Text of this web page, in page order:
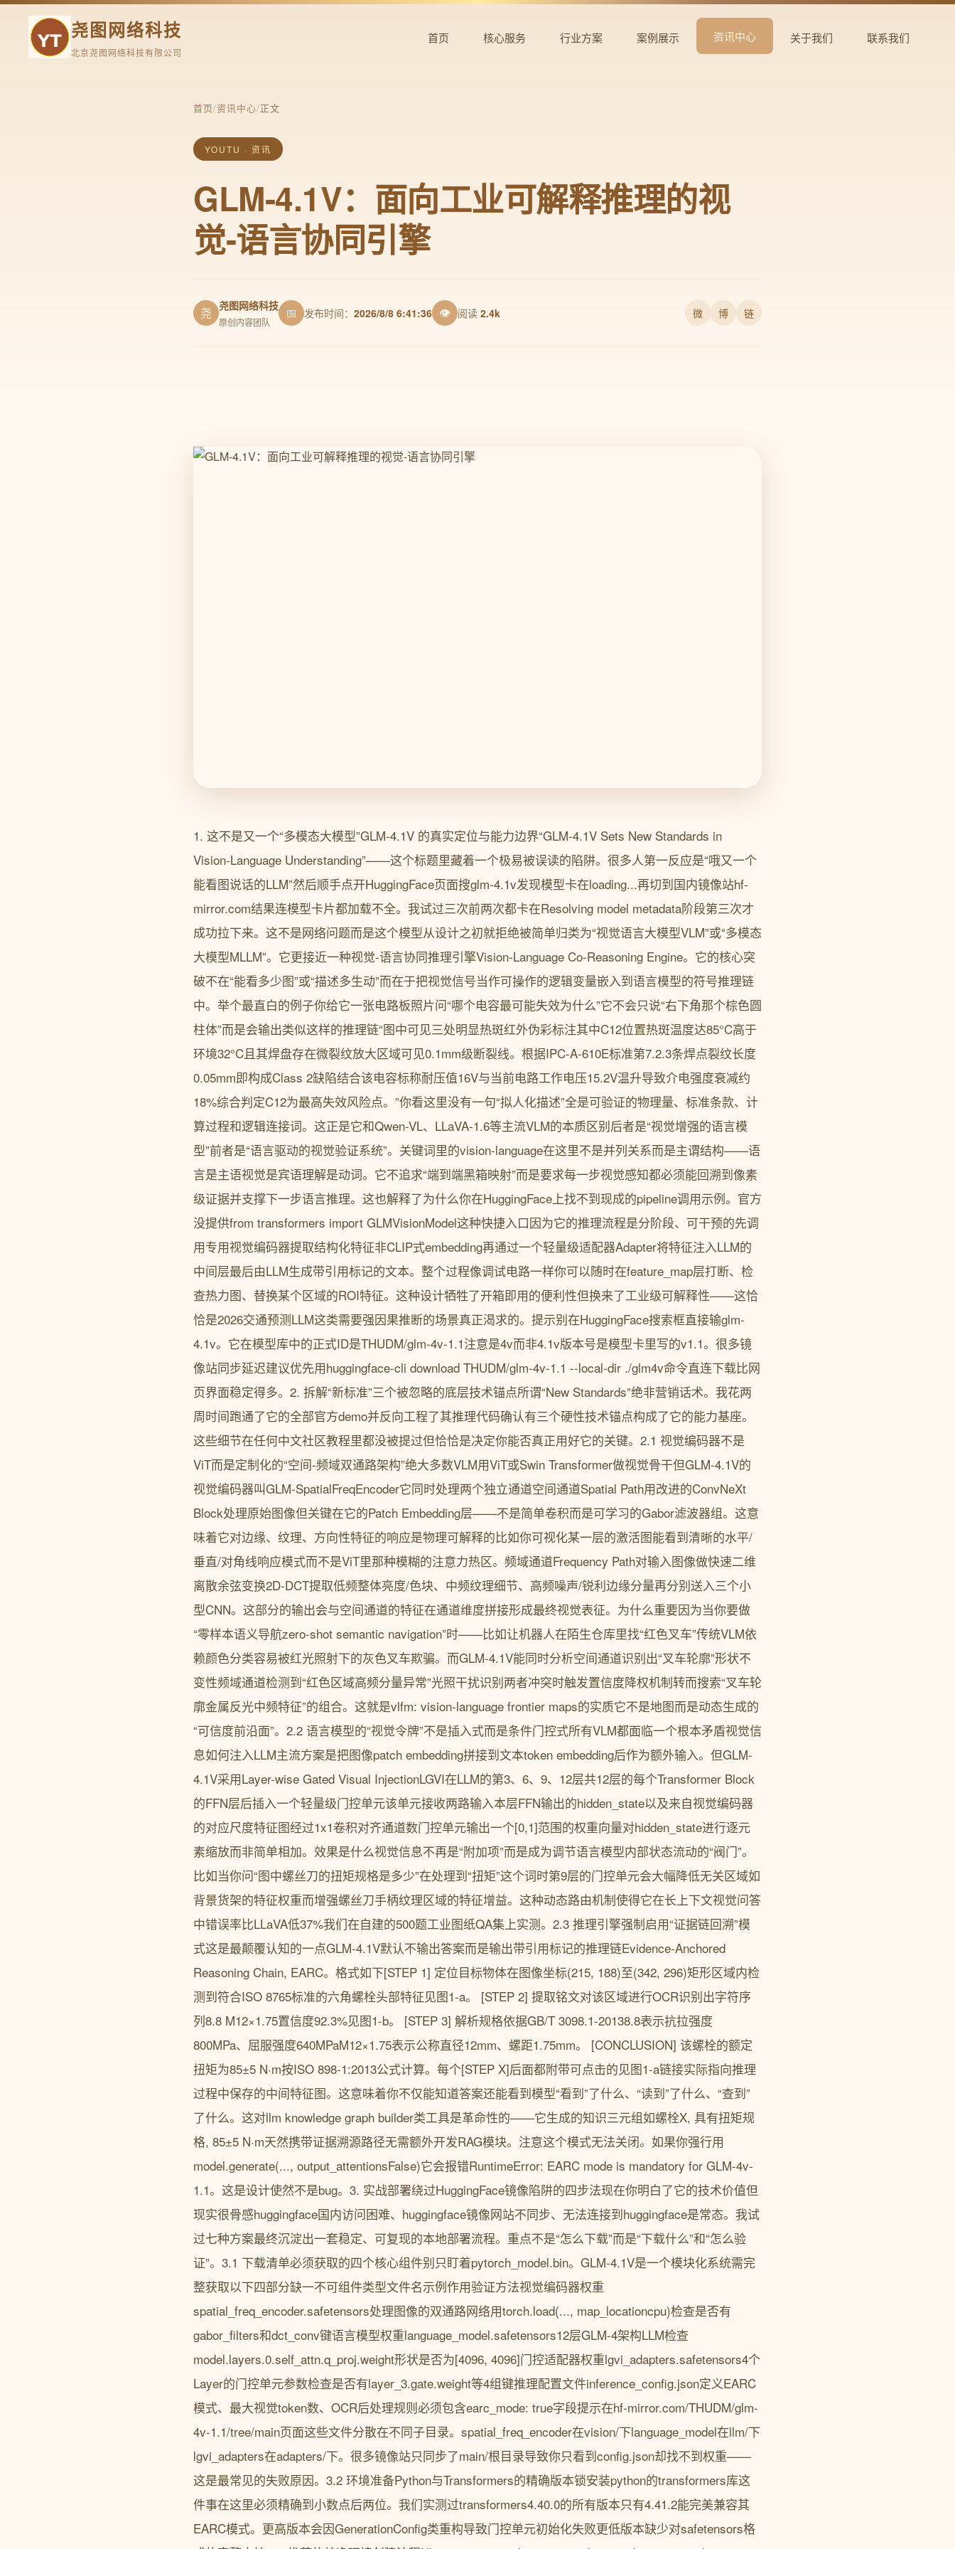
尧图网络科技
北京尧图网络科技有限公司
首页 核心服务 行业方案 案例展示 资讯中心 关于我们 联系我们
首页/资讯中心/正文
YOUTU · 资讯
GLM-4.1V：面向工业可解释推理的视
觉-语言协同引擎
尧 尧图网络科技
原创内容团队
📅 发布时间： 2026/8/8 6:41:36 👁 阅读 2.4k 微 博 链
1. 这不是又一个“多模态大模型”GLM-4.1V 的真实定位与能力边界“GLM-4.1V Sets New Standards in
Vision-Language Understanding”——这个标题里藏着一个极易被误读的陷阱。很多人第一反应是“哦又一个
能看图说话的LLM”然后顺手点开HuggingFace页面搜glm-4.1v发现模型卡在loading...再切到国内镜像站hf-
mirror.com结果连模型卡片都加载不全。我试过三次前两次都卡在Resolving model metadata阶段第三次才
成功拉下来。这不是网络问题而是这个模型从设计之初就拒绝被简单归类为“视觉语言大模型VLM”或“多模态
大模型MLLM”。它更接近一种视觉-语言协同推理引擎Vision-Language Co-Reasoning Engine。它的核心突
破不在“能看多少图”或“描述多生动”而在于把视觉信号当作可操作的逻辑变量嵌入到语言模型的符号推理链
中。举个最直白的例子你给它一张电路板照片问“哪个电容最可能失效为什么”它不会只说“右下角那个棕色圆
柱体”而是会输出类似这样的推理链“图中可见三处明显热斑红外伪彩标注其中C12位置热斑温度达85°C高于
环境32°C且其焊盘存在微裂纹放大区域可见0.1mm级断裂线。根据IPC-A-610E标准第7.2.3条焊点裂纹长度
0.05mm即构成Class 2缺陷结合该电容标称耐压值16V与当前电路工作电压15.2V温升导致介电强度衰减约
18%综合判定C12为最高失效风险点。”你看这里没有一句“拟人化描述”全是可验证的物理量、标准条款、计
算过程和逻辑连接词。这正是它和Qwen-VL、LLaVA-1.6等主流VLM的本质区别后者是“视觉增强的语言模
型”前者是“语言驱动的视觉验证系统”。关键词里的vision-language在这里不是并列关系而是主谓结构——语
言是主语视觉是宾语理解是动词。它不追求“端到端黑箱映射”而是要求每一步视觉感知都必须能回溯到像素
级证据并支撑下一步语言推理。这也解释了为什么你在HuggingFace上找不到现成的pipeline调用示例。官方
没提供from transformers import GLMVisionModel这种快捷入口因为它的推理流程是分阶段、可干预的先调
用专用视觉编码器提取结构化特征非CLIP式embedding再通过一个轻量级适配器Adapter将特征注入LLM的
中间层最后由LLM生成带引用标记的文本。整个过程像调试电路一样你可以随时在feature_map层打断、检
查热力图、替换某个区域的ROI特征。这种设计牺牲了开箱即用的便利性但换来了工业级可解释性——这恰
恰是2026交通预测LLM这类需要强因果推断的场景真正渴求的。提示别在HuggingFace搜索框直接输glm-
4.1v。它在模型库中的正式ID是THUDM/glm-4v-1.1注意是4v而非4.1v版本号是模型卡里写的v1.1。很多镜
像站同步延迟建议优先用huggingface-cli download THUDM/glm-4v-1.1 --local-dir ./glm4v命令直连下载比网
页界面稳定得多。2. 拆解“新标准”三个被忽略的底层技术锚点所谓“New Standards”绝非营销话术。我花两
周时间跑通了它的全部官方demo并反向工程了其推理代码确认有三个硬性技术锚点构成了它的能力基座。
这些细节在任何中文社区教程里都没被提过但恰恰是决定你能否真正用好它的关键。2.1 视觉编码器不是
ViT而是定制化的“空间-频域双通路架构”绝大多数VLM用ViT或Swin Transformer做视觉骨干但GLM-4.1V的
视觉编码器叫GLM-SpatialFreqEncoder它同时处理两个独立通道空间通道Spatial Path用改进的ConvNeXt
Block处理原始图像但关键在它的Patch Embedding层——不是简单卷积而是可学习的Gabor滤波器组。这意
味着它对边缘、纹理、方向性特征的响应是物理可解释的比如你可视化某一层的激活图能看到清晰的水平/
垂直/对角线响应模式而不是ViT里那种模糊的注意力热区。频域通道Frequency Path对输入图像做快速二维
离散余弦变换2D-DCT提取低频整体亮度/色块、中频纹理细节、高频噪声/锐利边缘分量再分别送入三个小
型CNN。这部分的输出会与空间通道的特征在通道维度拼接形成最终视觉表征。为什么重要因为当你要做
“零样本语义导航zero-shot semantic navigation”时——比如让机器人在陌生仓库里找“红色叉车”传统VLM依
赖颜色分类容易被红光照射下的灰色叉车欺骗。而GLM-4.1V能同时分析空间通道识别出“叉车轮廓”形状不
变性频域通道检测到“红色区域高频分量异常”光照干扰识别两者冲突时触发置信度降权机制转而搜索“叉车轮
廓金属反光中频特征”的组合。这就是vlfm: vision-language frontier maps的实质它不是地图而是动态生成的
“可信度前沿面”。2.2 语言模型的“视觉令牌”不是插入式而是条件门控式所有VLM都面临一个根本矛盾视觉信
息如何注入LLM主流方案是把图像patch embedding拼接到文本token embedding后作为额外输入。但GLM-
4.1V采用Layer-wise Gated Visual InjectionLGVI在LLM的第3、6、9、12层共12层的每个Transformer Block
的FFN层后插入一个轻量级门控单元该单元接收两路输入本层FFN输出的hidden_state以及来自视觉编码器
的对应尺度特征图经过1x1卷积对齐通道数门控单元输出一个[0,1]范围的权重向量对hidden_state进行逐元
素缩放而非简单相加。效果是什么视觉信息不再是“附加项”而是成为调节语言模型内部状态流动的“阀门”。
比如当你问“图中螺丝刀的扭矩规格是多少”在处理到“扭矩”这个词时第9层的门控单元会大幅降低无关区域如
背景货架的特征权重而增强螺丝刀手柄纹理区域的特征增益。这种动态路由机制使得它在长上下文视觉问答
中错误率比LLaVA低37%我们在自建的500题工业图纸QA集上实测。2.3 推理引擎强制启用“证据链回溯”模
式这是最颠覆认知的一点GLM-4.1V默认不输出答案而是输出带引用标记的推理链Evidence-Anchored
Reasoning Chain, EARC。格式如下[STEP 1] 定位目标物体在图像坐标(215, 188)至(342, 296)矩形区域内检
测到符合ISO 8765标准的六角螺栓头部特征见图1-a。 [STEP 2] 提取铭文对该区域进行OCR识别出字符序
列8.8 M12×1.75置信度92.3%见图1-b。 [STEP 3] 解析规格依据GB/T 3098.1-20138.8表示抗拉强度
800MPa、屈服强度640MPaM12×1.75表示公称直径12mm、螺距1.75mm。 [CONCLUSION] 该螺栓的额定
扭矩为85±5 N·m按ISO 898-1:2013公式计算。每个[STEP X]后面都附带可点击的见图1-a链接实际指向推理
过程中保存的中间特征图。这意味着你不仅能知道答案还能看到模型“看到”了什么、“读到”了什么、“查到”
了什么。这对llm knowledge graph builder类工具是革命性的——它生成的知识三元组如螺栓X, 具有扭矩规
格, 85±5 N·m天然携带证据溯源路径无需额外开发RAG模块。注意这个模式无法关闭。如果你强行用
model.generate(..., output_attentionsFalse)它会报错RuntimeError: EARC mode is mandatory for GLM-4v-
1.1。这是设计使然不是bug。3. 实战部署绕过HuggingFace镜像陷阱的四步法现在你明白了它的技术价值但
现实很骨感huggingface国内访问困难、huggingface镜像网站不同步、无法连接到huggingface是常态。我试
过七种方案最终沉淀出一套稳定、可复现的本地部署流程。重点不是“怎么下载”而是“下载什么”和“怎么验
证”。3.1 下载清单必须获取的四个核心组件别只盯着pytorch_model.bin。GLM-4.1V是一个模块化系统需完
整获取以下四部分缺一不可组件类型文件名示例作用验证方法视觉编码器权重
spatial_freq_encoder.safetensors处理图像的双通路网络用torch.load(..., map_locationcpu)检查是否有
gabor_filters和dct_conv键语言模型权重language_model.safetensors12层GLM-4架构LLM检查
model.layers.0.self_attn.q_proj.weight形状是否为[4096, 4096]门控适配器权重lgvi_adapters.safetensors4个
Layer的门控单元参数检查是否有layer_3.gate.weight等4组键推理配置文件inference_config.json定义EARC
模式、最大视觉token数、OCR后处理规则必须包含earc_mode: true字段提示在hf-mirror.com/THUDM/glm-
4v-1.1/tree/main页面这些文件分散在不同子目录。spatial_freq_encoder在vision/下language_model在llm/下
lgvi_adapters在adapters/下。很多镜像站只同步了main/根目录导致你只看到config.json却找不到权重——
这是最常见的失败原因。3.2 环境准备Python与Transformers的精确版本锁安装python的transformers库这
件事在这里必须精确到小数点后两位。我们实测过transformers4.40.0的所有版本只有4.41.2能完美兼容其
EARC模式。更高版本会因GenerationConfig类重构导致门控单元初始化失败更低版本缺少对safetensors格